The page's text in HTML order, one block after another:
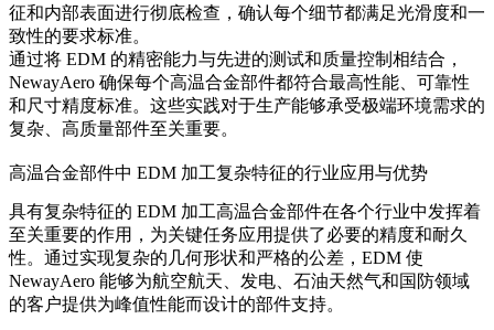
征和内部表面进行彻底检查，确认每个细节都满足光滑度和一
致性的要求标准。
通过将 EDM 的精密能力与先进的测试和质量控制相结合，
NewayAero 确保每个高温合金部件都符合最高性能、可靠性
和尺寸精度标准。这些实践对于生产能够承受极端环境需求的
复杂、高质量部件至关重要。
高温合金部件中 EDM 加工复杂特征的行业应用与优势
具有复杂特征的 EDM 加工高温合金部件在各个行业中发挥着
至关重要的作用，为关键任务应用提供了必要的精度和耐久
性。通过实现复杂的几何形状和严格的公差，EDM 使
NewayAero 能够为航空航天、发电、石油天然气和国防领域
的客户提供为峰值性能而设计的部件支持。